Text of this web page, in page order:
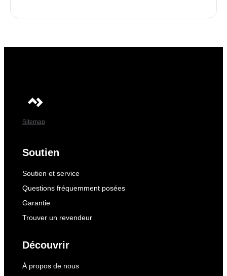
Sitemap
Soutien
Soutien et service
Questions fréquemment posées
Garantie
Trouver un revendeur
Découvrir
À propos de nous